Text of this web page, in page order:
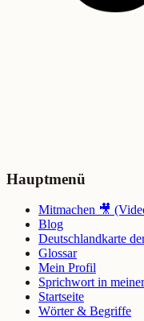
Hauptmenü
Mitmachen 🎥
Blog
Deutschlandkarte
Glossar
Mein Profil
Sprichwort in
Startseite
Wörter & Begriffe